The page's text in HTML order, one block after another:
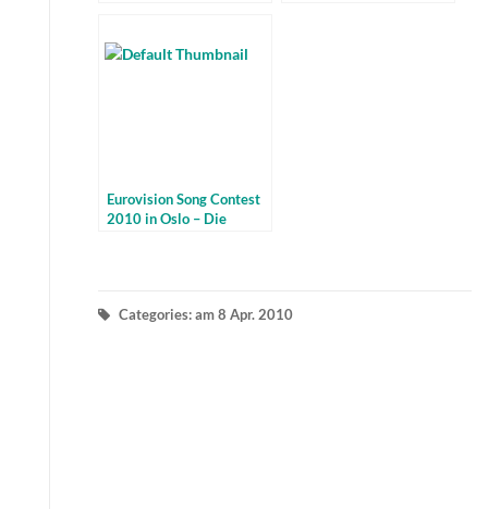
Eurovision Song Contest
2010 in Oslo – Die
Categories: am 8 Apr. 2010